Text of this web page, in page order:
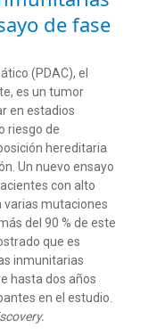
de fase
(PDAC), el
es un tumor
en estadios
riesgo de
hereditaria
Un nuevo ensayo
con alto
varias mutaciones
del 90 % de este
que es
inmunitarias
hasta dos años
en el estudio.